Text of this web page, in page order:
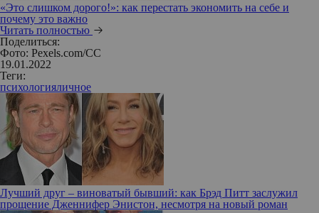
«Это слишком дорого!»: как перестать экономить на себе и
почему это важно
Читать полностью
Поделиться:
Фото: Pexels.com/CC
19.01.2022
Теги:
психологияличное
Лучший друг – виноватый бывший: как Брэд Питт заслужил
прощение Дженнифер Энистон, несмотря на новый роман